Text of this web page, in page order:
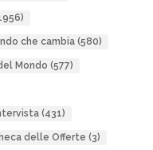
che cambia(580)
Mondo (577)
(431)
delle Offerte (3)